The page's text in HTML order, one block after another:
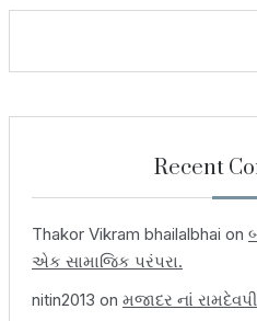
Recent
Thakor Vikram bhailalbhai on
એક સામાજિક પરંપરા.
nitin2013 on મજાદર નાં